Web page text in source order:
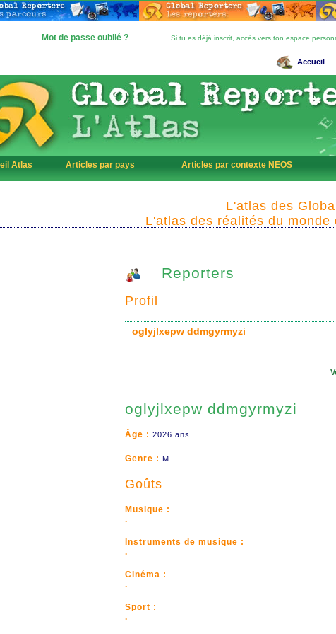
Mot de passe oublié ? Si tu es déjà inscrit, accès vers ton espace
Accueil
Atlas Articles par pays Articles par contexte NEOS
L'atlas des
L'atlas des réalités du
Reporters
Profil
oglyjlxepw ddmgyrmyzi
oglyjlxepw ddmgyrmyzi
Âge : 2026 ans
Genre : M
Goûts
Musique :
.
Instruments de musique :
.
Cinéma :
.
Sport :
.